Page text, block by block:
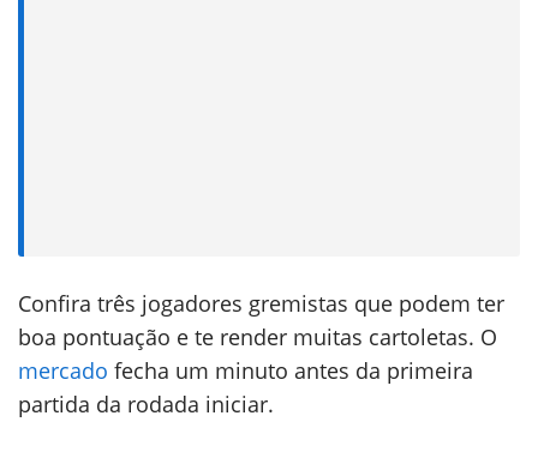
Confira três jogadores gremistas que podem ter
boa pontuação e te render muitas cartoletas. O
mercado fecha um minuto antes da primeira
partida da rodada iniciar.